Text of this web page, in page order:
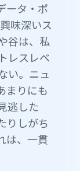
ータ・ポ
味深いス
谷は、私
レスレベ
い。ニュ
まりにも
逃した
りしがち
は、一貫